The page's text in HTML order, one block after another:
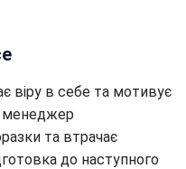
віру в себе та мотивує
менеджер
та втрачає
до наступного